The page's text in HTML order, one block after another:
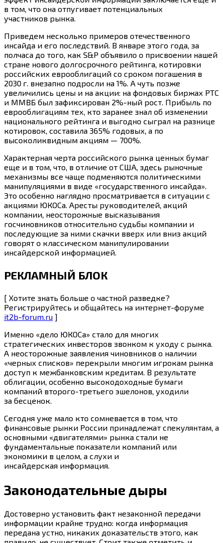
в том, что она отпугивает потенциальных
участников рынка.
Приведем несколько примеров отечественного
инсайда и его последствий. В январе этого года, за
полчаса до того, как S&Р объявило о присвоении нашей
стране нового долгосрочного рейтинга, котировки
российских еврооблигаций со сроком погашения в
2030 г. внезапно подросли на 1%. А чуть позже
увеличились цены и на акции: на фондовых биржах РТС
и ММВБ был зафиксирован 2%-ный рост. Прибыль по
еврооблигациям тех, кто заранее знал об изменении
национального рейтинга и выгодно сыграл на разнице
котировок, составила 365% годовых, а по
высоколиквидным акциям — 700%.
Характерная черта российского рынка ценных бумаг
еще и в том, что, в отличие от США, здесь рыночные
механизмы все чаще подменяются политическими
манипуляциями в виде «государственного инсайда».
Это особенно наглядно просматривается в ситуации с
акциями ЮКОСа. Аресты руководителей, акций
компании, неосторожные высказывания
госчиновников относительно судьбы компании и
последующие за ними скачки вверх или вниз акций
говорят о классическом манипулировании
инсайдерской информацией.
РЕКЛАМНЫЙ БЛОК
[ Хотите знать больше о частной разведке?
Регистрируйтесь и общайтесь на интернет-форуме
it2b-forum.ru ]
Именно «дело ЮКОСа» стало для многих
стратегических инвесторов звонком к уходу с рынка.
А неосторожные заявления чиновников о наличии
«черных списков» перекрыли многим игрокам рынка
доступ к межбанковским кредитам. В результате
облигации, особенно высокодоходные бумаги
компаний второго-третьего эшелонов, уходили
за бесценок.
Сегодня уже мало кто сомневается в том, что
финансовые рынки России принадлежат спекулянтам, а
основными «двигателями» рынка стали не
фундаментальные показатели компаний или
экономики в целом, а слухи и
инсайдерская информация.
Законодательные дыры
Достоверно установить факт незаконной передачи
информации крайне трудно: когда информация
передана устно, никаких доказательств этого, как